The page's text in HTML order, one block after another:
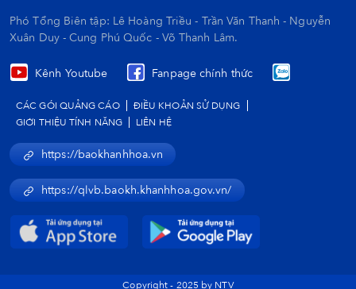
Phó Tổng Biên tập: Lê Hoàng Triều - Trần Văn Thanh - Nguyễn
Xuân Duy - Cung Phú Quốc - Võ Thanh Lâm.
Kênh Youtube Fanpage chính thức
CÁC GÓI QUẢNG CÁO
ĐIỀU KHOẢN SỬ DỤNG
GIỚI THIỆU TÍNH NĂNG
LIÊN HỆ
https://baokhanhhoa.vn
https://qlvb.baokh.khanhhoa.gov.vn/
Copyright - 2025 by NTV